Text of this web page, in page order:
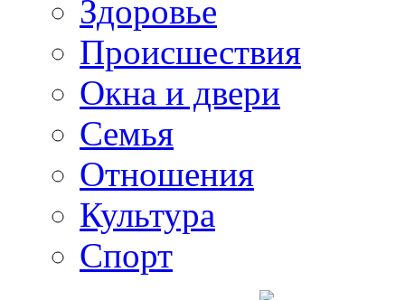
Здоровье
Происшествия
Окна и двери
Семья
Отношения
Культура
Спорт